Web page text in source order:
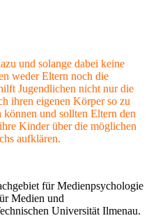
und solange dabei keine
weder Eltern noch die
Jugendlichen nicht nur die
ihren eigenen Körper so zu
und sollten Eltern den
Kinder über die möglichen
aufklären.
für Medienpsychologie
Medien und
Universität Ilmenau.